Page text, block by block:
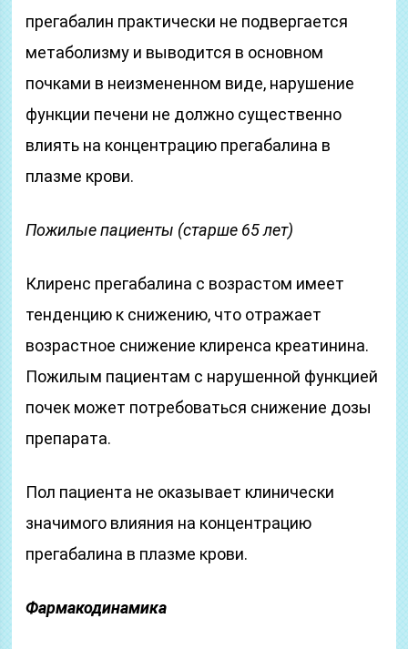
прегабалин практически не подвергается
метаболизму и выводится в основном
почками в неизмененном виде, нарушение
функции печени не должно существенно
влиять на концентрацию прегабалина в
плазме крови.
Пожилые пациенты (старше 65 лет)
Клиренс прегабалина с возрастом имеет
тенденцию к снижению, что отражает
возрастное снижение клиренса креатинина.
Пожилым пациентам с нарушенной функцией
почек может потребоваться снижение дозы
препарата.
Пол пациента не оказывает клинически
значимого влияния на концентрацию
прегабалина в плазме крови.
Фармакодинамика